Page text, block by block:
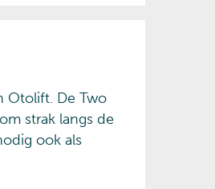
Otolift. De Two
strak langs de
ook als